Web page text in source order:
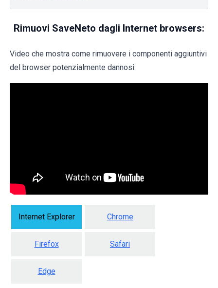
Rimuovi SaveNeto dagli Internet browsers:
Video che mostra come rimuovere i componenti aggiuntivi
del browser potenzialmente dannosi:
Internet Explorer Chrome
Firefox Safari
Edge